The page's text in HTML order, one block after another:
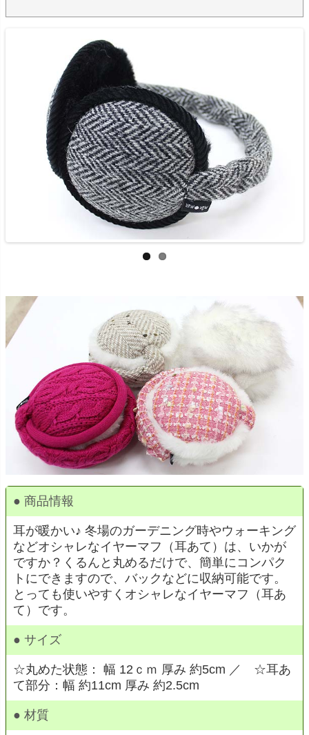
● 商品情報
耳が暖かい♪ 冬場のガーデニング時やウォーキング
などオシャレなイヤーマフ（耳あて）は、いかが
ですか？くるんと丸めるだけで、簡単にコンパク
トにできますので、バックなどに収納可能です。
とっても使いやすくオシャレなイヤーマフ（耳あ
て）です。
● サイズ
☆丸めた状態： 幅 12ｃｍ 厚み 約5cm ／ ☆耳あ
て部分：幅 約11cm 厚み 約2.5cm
● 材質